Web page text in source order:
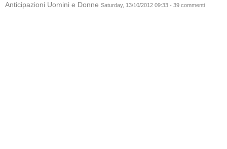
Anticipazioni Uomini e Donne Saturday, 13/10/2012 09:33 - 39 commenti